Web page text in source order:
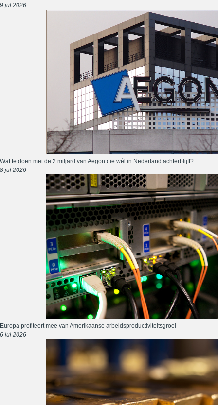
9 jul 2026
Wat te doen met de 2 miljard van Aegon die wél in Nederland achterblijft?
8 jul 2026
Europa profiteert mee van Amerikaanse arbeidsproductiviteitsgroei
6 jul 2026